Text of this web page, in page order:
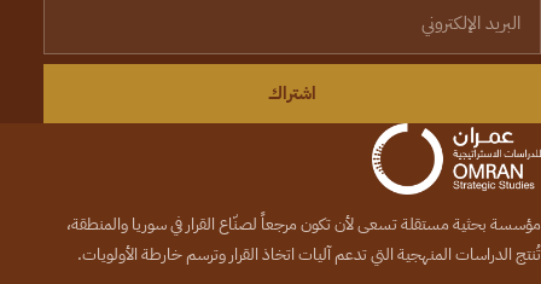
اشتراك
مؤسسة بحثية مستقلة تسعى لأن تكون مرجعاً لصنّاع القرار في سوريا والمنطقة،
تُنتج الدراسات المنهجية التي تدعم آليات اتخاذ القرار وترسم خارطة الأولويات.